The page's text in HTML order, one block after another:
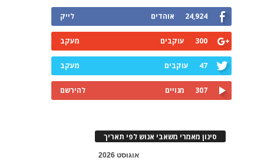
24,924 אוהדים לייק
300 עוקבים מעקב
47 עוקבים מעקב
307 מנויים להירשם
סינון מאמרי משאבי אנוש לפי תאריך
אוגוסט 2026